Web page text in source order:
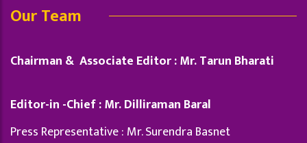
Our Team
Chairman & Associate Editor : Mr. Tarun Bharati
Editor-in -Chief : Mr. Dilliraman Baral
Press Representative : Mr. Surendra Basnet